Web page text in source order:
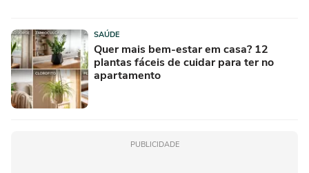
SAÚDE
Quer mais bem-estar em casa? 12
plantas fáceis de cuidar para ter no
apartamento
PUBLICIDADE